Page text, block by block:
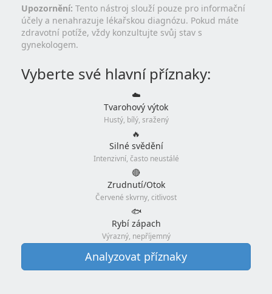
Upozornění: Tento nástroj slouží pouze pro informační
účely a nenahrazuje lékařskou diagnózu. Pokud máte
zdravotní potíže, vždy konzultujte svůj stav s
gynekologem.
Vyberte své hlavní příznaky:
☁️
Tvarohový výtok
Hustý, bílý, sražený
🔥
Silné svědění
Intenzivní, často neustálé
🔴
Zrudnutí/Otok
Červené skvrny, citlivost
🐟
Rybí zápach
Výrazný, nepříjemný
Analyzovat příznaky